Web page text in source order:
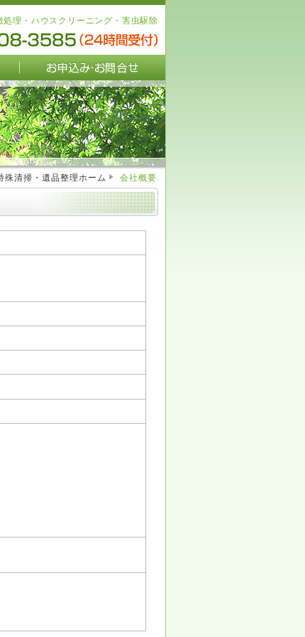
理・ハウスクリーニング・害虫駆除
殊清掃・遺品整理ホーム 会社概要